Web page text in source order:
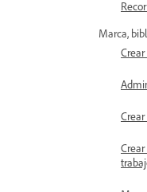
Marca,